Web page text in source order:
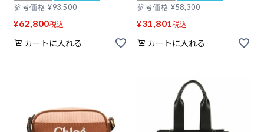
参考価格 ¥93,500
¥62,800税込
カートに入れる
参考価格 ¥58,300
¥31,801 税込
カートに入れる